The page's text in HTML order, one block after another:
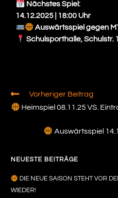
Nächstes Spiel:
14.12.2025 | 18:00 Uhr
Auswärtsspiel gegen
Schulsporthalle, Schulstr.
Vorheriger Beitrag
Heimspiel 08.11.25 VS.
Auswärtsspiel
NEUESTE BEITRÄGE
DIE NEUE SAISON STEHT VOR
WIEDER!